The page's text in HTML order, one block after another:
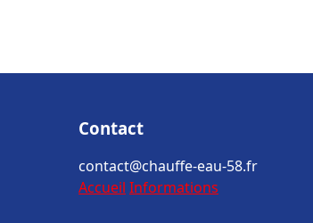
Contact
contact@chauffe-eau-58.fr
Accueil Informations